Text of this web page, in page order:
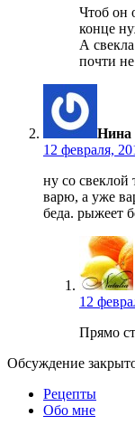
Чтоб он
конце
А
почти
Нина
12 февраля,
ну со свеклой
варю, а уже
беда. рыжеет
12
Прямо
Обсуждение
Рецепты
Обо мне